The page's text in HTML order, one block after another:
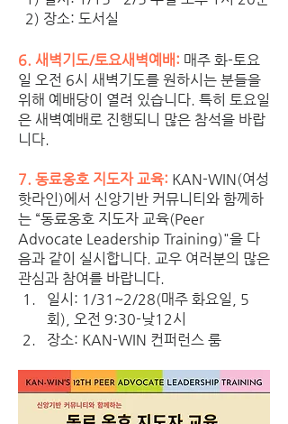
  2) 장소: 도서실
6. 새벽기도/토요새벽예배: 매주 화-토요
일 오전 6시 새벽기도를 원하시는 분들을
위해 예배당이 열려 있습니다. 특히 토요일
은 새벽예배로 진행되니 많은 참석을 바랍
니다.
7. 동료옹호 지도자 교육: KAN-WIN(여성
핫라인)에서 신앙기반 커뮤니티와 함께하
는 “동료옹호 지도자 교육(Peer
Advocate Leadership Training)"을 다
음과 같이 실시합니다. 교우 여러분의 많은
관심과 참여를 바랍니다.
일시: 1/31~2/28(매주 화요일, 5
회), 오전 9:30-낮12시
장소: KAN-WIN 컨퍼런스 룸